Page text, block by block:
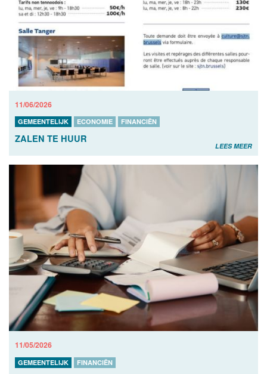
11/06/2026
GEMEENTELIJK ECONOMIE FINANCIËN
ZALEN TE HUUR
LEES MEER
11/05/2026
GEMEENTELIJK FINANCIËN